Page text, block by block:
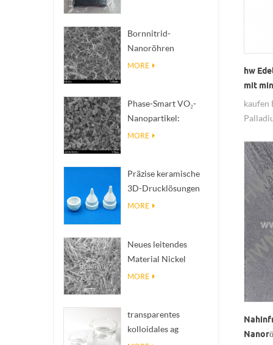
Bornnitrid-
Nanoröhren
(BNNTs): Füllstoffe
Wärmeleitfähigkeit
MORE
Phase-Smart VO₂-
Nanopartikel:
Intelligente
MORE
Präzise keramische
3D-Drucklösungen
verwandeln
MORE
Neues leitendes
Material Nickel
Nanodres Ninws
MORE
transparentes
kolloidales ag
hw
mit
kaufen